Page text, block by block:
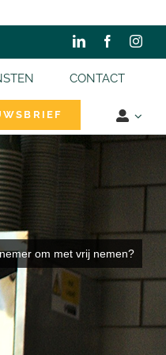
CONTACT
om met vrij nemen?